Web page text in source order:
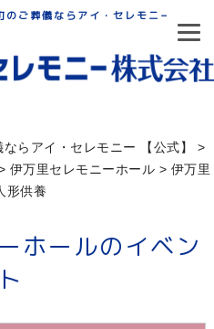
ご葬儀ならアイ・セレモニー
らアイ・セレモニー 【公式】
>
伊万⾥セレモニーホール > 伊万里
形供養
ホールのイベン
ト